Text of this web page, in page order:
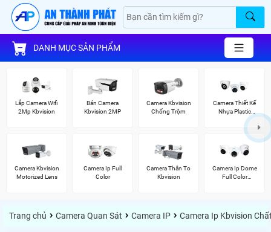
DANH MỤC SẢN PHẨM
Lắp Camera Wifi
2Mp Kbvision
Bán Camera
Kbvision 2MP
Camera Kbvision
Chống Trộm
Camera Thiết Kế
Nhựa Plastic
Kbvision
Camera Kbvision
Motorized Lens
Camera Ip Full
Color
Camera Thân To
Kbvision
Camera Ip Dome
Full Color
Trang chủ › Camera Quan Sát › Camera IP › Camera Ip Kbvision